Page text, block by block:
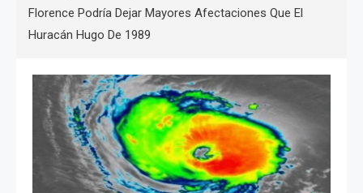
Florence Podría Dejar Mayores Afectaciones Que El
Huracán Hugo De 1989